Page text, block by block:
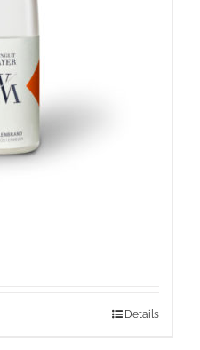
Details